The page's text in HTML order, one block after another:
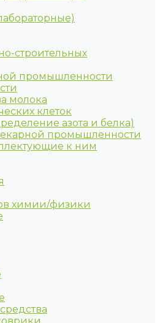
строительных
промышленности
молока
клеток
азота и белка)
промышленности
к ним
химии/физики